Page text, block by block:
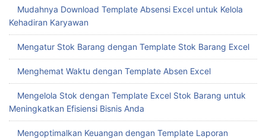
Mudahnya Download Template Absensi Excel untuk Kelola
Kehadiran Karyawan
Mengatur Stok Barang dengan Template Stok Barang Excel
Menghemat Waktu dengan Template Absen Excel
Mengelola Stok dengan Template Excel Stok Barang untuk
Meningkatkan Efisiensi Bisnis Anda
Mengoptimalkan Keuangan dengan Template Laporan